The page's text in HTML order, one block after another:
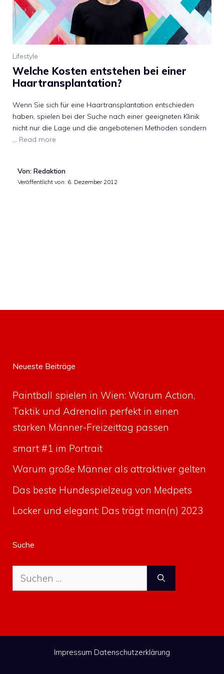
Lifestyle
Welche Kosten entstehen bei einer
Haartransplantation?
Wenn Sie sich für eine Haartransplantation entschieden
haben, spielen bei der Suche nach einer geeigneten Klinik
nicht nur die Lage und die angebotenen Methoden sondern
… Read more
Von: Redaktion
Veröffentlicht von: 6. Dezember 2012
Neueste Beiträge
Paintball spielen in Wien: Warum Action,
Taktik und Adrenalin perfekt in einen
starken Männer-Freizeittag passen
smart #1 im Portrait
Warum große Männer als attraktiver gelten
Das beste Hundespielzeug von Medpets
Locker und elegant: Das trägt man(n) 2023
Suche
Suche
nach:
Impressum Datenschutzerklärung